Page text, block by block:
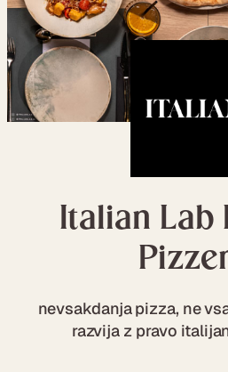
Italian Lab
nevsakdanja pizza, ne
razvija z pravo